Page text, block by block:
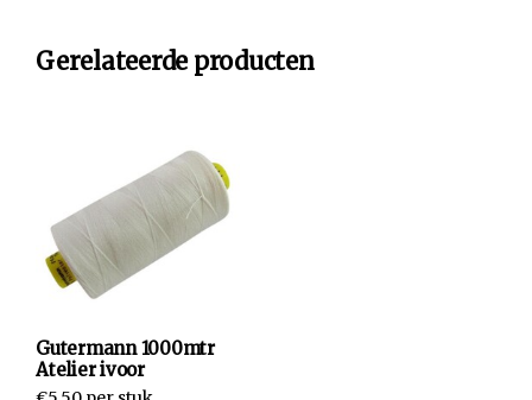
Gerelateerde producten
Gutermann 1000mtr
Atelier ivoor